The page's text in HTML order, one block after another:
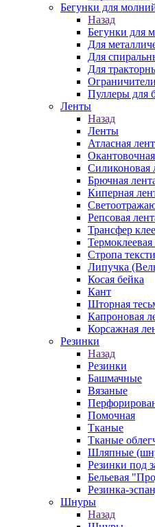
Бегунки для
Назад
Бегунки для
Для
Для
Для
Ограничители
Пуллеры для
Ленты
Назад
Ленты
Атласная
Силиконовая
Брючная
Киперная
Репсовая
Трансфер
Термоклеевая
Стропа
Липучка
Косая бейка
Кант
Шторная
Капроновая
Корсажная
Резинки
Назад
Резинки
Башмачные
Вязаные
Помочная
Тканые
Тканые
Шляпные
Резинки под
Бельевая
Резинка-
Шнуры
Назад